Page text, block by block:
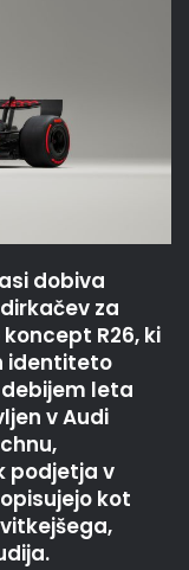
dobiva
za
R26, ki
identiteto
leta
v Audi
podjetja v
kot